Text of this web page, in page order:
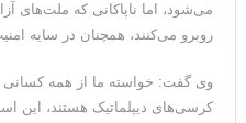
ترامپ: پیروزی عبدال السید
تنگه هرمز؛ از سخنان تازه
می‌شود، اما ناپاکانی که ملت‌های
روبرو می‌کنند، همچنان در سایه
وی گفت: خواسته ما از همه کسانی
کرسی‌های دیپلماتیک هستند، این